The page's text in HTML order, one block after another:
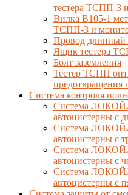
тестера ТСПП-3
Вилка В105-1
ТСПП-3 и
Провод длинный
Ящик тестера
Болт заземления
Тестер ТСПП
предотвращения
Cистема контроля
Система
автоцистерны с
Система
автоцистерны с
Система
автоцистерны с
Система
автоцистерны с